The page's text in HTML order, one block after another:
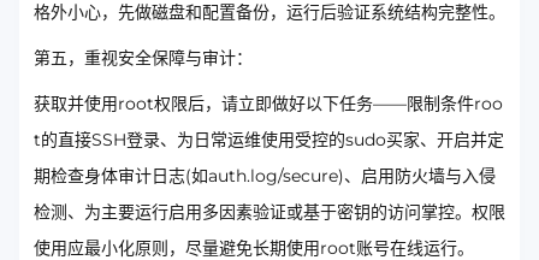
格外小心，先做磁盘和配置备份，运行后验证系统结构完整性。
第五，重视安全保障与审计：
获取并使用root权限后，请立即做好以下任务——限制条件roo
t的直接SSH登录、为日常运维使用受控的sudo买家、开启并定
期检查身体审计日志(如auth.log/secure)、启用防火墙与入侵
检测、为主要运行启用多因素验证或基于密钥的访问掌控。权限
使用应最小化原则，尽量避免长期使用root账号在线运行。